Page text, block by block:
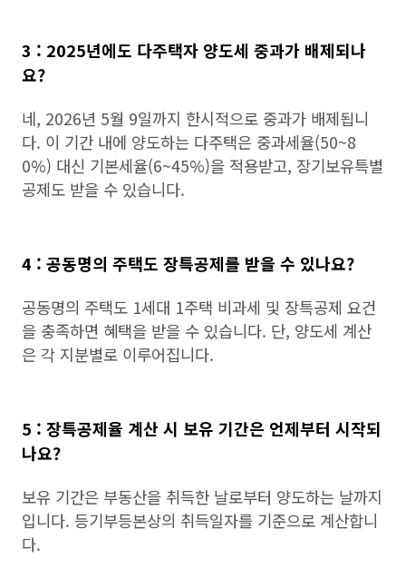
3 : 2025년에도 다주택자 양도세 중과가 배제되나
요?
네, 2026년 5월 9일까지 한시적으로 중과가 배제됩니
다. 이 기간 내에 양도하는 다주택은 중과세율(50~8
0%) 대신 기본세율(6~45%)을 적용받고, 장기보유특별
공제도 받을 수 있습니다.
4 : 공동명의 주택도 장특공제를 받을 수 있나요?
공동명의 주택도 1세대 1주택 비과세 및 장특공제 요건
을 충족하면 혜택을 받을 수 있습니다. 단, 양도세 계산
은 각 지분별로 이루어집니다.
5 : 장특공제율 계산 시 보유 기간은 언제부터 시작되
나요?
보유 기간은 부동산을 취득한 날로부터 양도하는 날까지
입니다. 등기부등본상의 취득일자를 기준으로 계산합니
다.